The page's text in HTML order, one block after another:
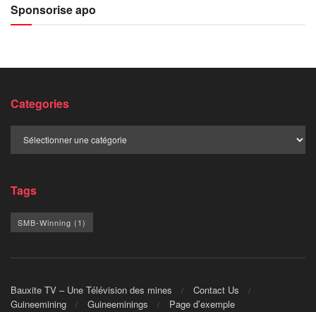
Sponsorise apo
Categories
Tags
SMB-Winning (1)
Bauxite TV – Une Télévision des mines
Contact Us
Guineemining
Guineeminings Page d’exemple